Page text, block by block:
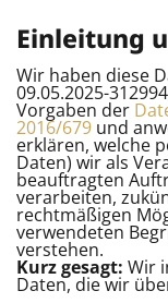
Einleitung
Wir haben diese
09.05.2025-
Vorgaben der
2016/679 und
erklären, welche
Daten) wir als
beauftragten
verarbeiten,
rechtmäßigen
verwendeten
verstehen.
Kurz gesagt: Wir
Daten, die wir